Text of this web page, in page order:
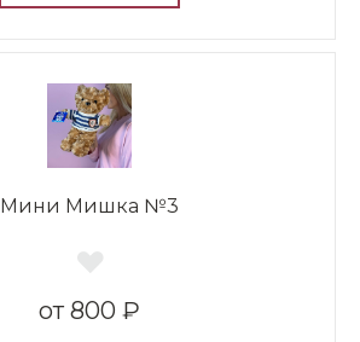
Мини Мишка №3
800 ₽